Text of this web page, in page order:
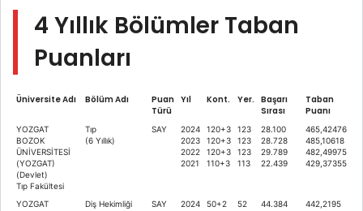
4 Yıllık Bölümler Taban
Puanları
Üniversite Adı Bölüm Adı
Puan
Türü
Yıl Kont. Yer. Başarı
Sırası
Taban
Puanı
YOZGAT
BOZOK
ÜNİVERSİTESİ
(YOZGAT)
(Devlet)
Tıp Fakültesi
Tıp
(6 Yıllık)
SAY
2024
2023
2022
2021
120+3
120+3
120+3
110+3
123
123
123
113
28.100
28.728
29.789
22.439
465,42476
485,10618
482,49975
429,37355
YOZGAT
Diş Hekimliği
SAY
2024
50+2
52
44.384
442,2195